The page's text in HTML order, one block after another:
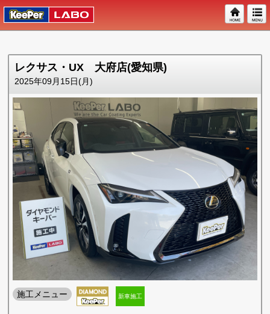
レクサス・UX 大府店(愛知県)
2025年09月15日(月)
施工メニュー 新車施工